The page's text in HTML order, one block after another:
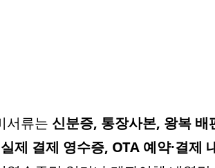
서류는 신분증, 통장사본, 왕복 배
제 결제 영수증, OTA 예약·결제